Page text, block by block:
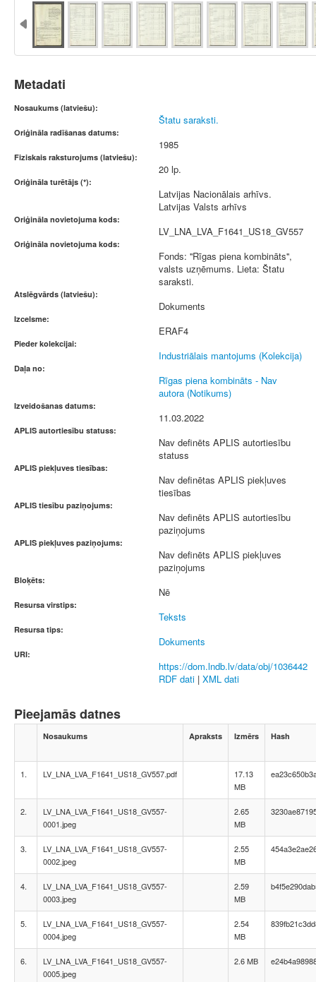
Metadati
Nosaukums (latviešu):
Štatu saraksti.
Oriģināla radīšanas datums:
1985
Fiziskais raksturojums (latviešu):
20 lp.
Oriģināla turētājs (*):
Latvijas Nacionālais arhīvs.
Latvijas Valsts arhīvs
Oriģināla novietojuma kods:
LV_LNA_LVA_F1641_US18_GV557
Oriģināla novietojuma kods:
Fonds: ''Rīgas piena kombināts'',
valsts uzņēmums. Lieta: Štatu
saraksti.
Atslēgvārds (latviešu):
Dokuments
Izcelsme:
ERAF4
Pieder kolekcijai:
Industriālais mantojums (Kolekcija)
Daļa no:
Rīgas piena kombināts - Nav
autora (Notikums)
Izveidošanas datums:
11.03.2022
APLIS autortiesību statuss:
Nav definēts APLIS autortiesību
statuss
APLIS piekļuves tiesības:
Nav definētas APLIS piekļuves
tiesības
APLIS tiesību paziņojums:
Nav definēts APLIS autortiesību
paziņojums
APLIS piekļuves paziņojums:
Nav definēts APLIS piekļuves
paziņojums
Bloķēts:
Nē
Resursa virstips:
Teksts
Resursa tips:
Dokuments
URI:
https://dom.lndb.lv/data/obj/1036442
RDF dati | XML dati
Pieejamās datnes
Nosaukums Apraksts Izmērs Hash
1. LV_LNA_LVA_F1641_US18_GV557.pdf
17.13
MB
2.
LV_LNA_LVA_F1641_US18_GV557-
0001.jpeg
2.65
MB
3.
LV_LNA_LVA_F1641_US18_GV557-
0002.jpeg
2.55
MB
4.
LV_LNA_LVA_F1641_US18_GV557-
0003.jpeg
2.59
MB
5.
LV_LNA_LVA_F1641_US18_GV557-
0004.jpeg
2.54
MB
6.
LV_LNA_LVA_F1641_US18_GV557-
0005.jpeg
2.6 MB